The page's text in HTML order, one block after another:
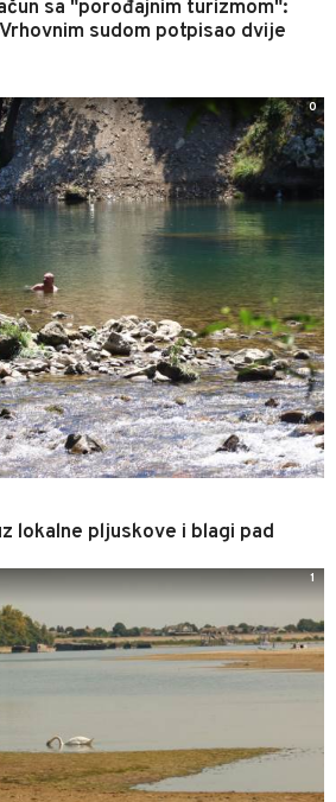
sa "porođajnim turizmom":
sudom potpisao dvije
lokalne pljuskove i blagi pad
0
1